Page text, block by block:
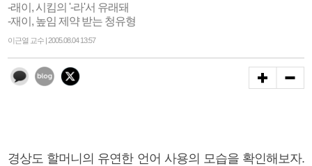
-래이, 시킴의 '-라'서 유래돼
-재이, 높임 제약 받는 청유형
이근열 교수 | 2005.08.04 13:57
경상도 할머니의 유연한 언어 사용의 모습을 확인해보자.